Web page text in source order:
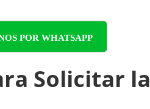
POR WHATSAPP
Solicitar la